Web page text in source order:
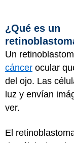
¿Qué es un
Un
cáncer ocular
del ojo. Las
luz y envían
ver.
El